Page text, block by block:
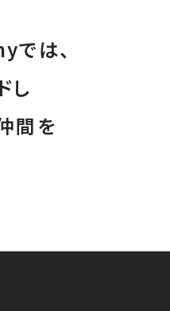
は、
し
間を